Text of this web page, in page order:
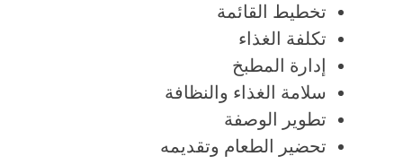
تخطيط القائمة
تكلفة الغذاء
إدارة المطبخ
سلامة الغذاء والنظافة
تطوير الوصفة
تحضير الطعام وتقديمه